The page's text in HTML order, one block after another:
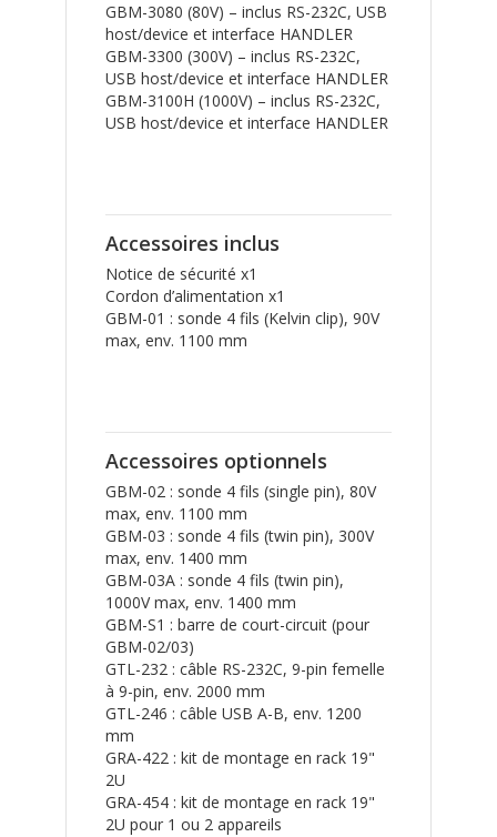
GBM-3080 (80V) – inclus RS-232C, USB
host/device et interface HANDLER
GBM-3300 (300V) – inclus RS-232C,
USB host/device et interface HANDLER
GBM-3100H (1000V) – inclus RS-232C,
USB host/device et interface HANDLER
Accessoires inclus
Notice de sécurité x1
Cordon d’alimentation x1
GBM-01 : sonde 4 fils (Kelvin clip), 90V
max, env. 1100 mm
Accessoires optionnels
GBM-02 : sonde 4 fils (single pin), 80V
max, env. 1100 mm
GBM-03 : sonde 4 fils (twin pin), 300V
max, env. 1400 mm
GBM-03A : sonde 4 fils (twin pin),
1000V max, env. 1400 mm
GBM-S1 : barre de court-circuit (pour
GBM-02/03)
GTL-232 : câble RS-232C, 9-pin femelle
à 9-pin, env. 2000 mm
GTL-246 : câble USB A-B, env. 1200
mm
GRA-422 : kit de montage en rack 19"
2U
GRA-454 : kit de montage en rack 19"
2U pour 1 ou 2 appareils